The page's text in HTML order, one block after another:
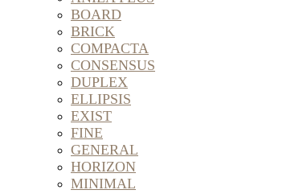
BOARD
BRICK
COMPACTA
CONSENSUS
DUPLEX
ELLIPSIS
EXIST
FINE
GENERAL
HORIZON
MINIMAL